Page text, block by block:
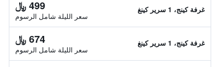
غرفة كينج، 1 سرير كينغ 499 ﷼
سعر الليلة شامل الرسوم
غرفة كينج، 1 سرير كينغ 674 ﷼
سعر الليلة شامل الرسوم